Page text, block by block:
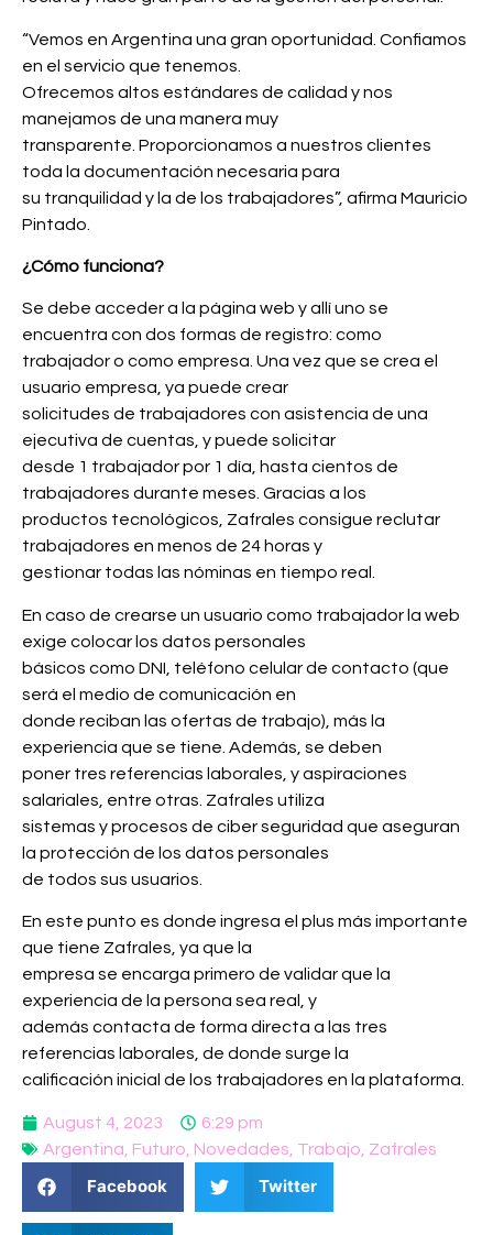
“Vemos en Argentina una gran oportunidad. Confiamos
en el servicio que tenemos.
Ofrecemos altos estándares de calidad y nos
manejamos de una manera muy
transparente. Proporcionamos a nuestros clientes
toda la documentación necesaria para
su tranquilidad y la de los trabajadores”, afirma Mauricio
Pintado.
¿Cómo funciona?
Se debe acceder a la página web y allí uno se
encuentra con dos formas de registro: como
trabajador o como empresa. Una vez que se crea el
usuario empresa, ya puede crear
solicitudes de trabajadores con asistencia de una
ejecutiva de cuentas, y puede solicitar
desde 1 trabajador por 1 día, hasta cientos de
trabajadores durante meses. Gracias a los
productos tecnológicos, Zafrales consigue reclutar
trabajadores en menos de 24 horas y
gestionar todas las nóminas en tiempo real.
En caso de crearse un usuario como trabajador la web
exige colocar los datos personales
básicos como DNI, teléfono celular de contacto (que
será el medio de comunicación en
donde reciban las ofertas de trabajo), más la
experiencia que se tiene. Además, se deben
poner tres referencias laborales, y aspiraciones
salariales, entre otras. Zafrales utiliza
sistemas y procesos de ciber seguridad que aseguran
la protección de los datos personales
de todos sus usuarios.
En este punto es donde ingresa el plus más importante
que tiene Zafrales, ya que la
empresa se encarga primero de validar que la
experiencia de la persona sea real, y
además contacta de forma directa a las tres
referencias laborales, de donde surge la
calificación inicial de los trabajadores en la plataforma.
August 4, 2023
6:29 pm
Argentina Futuro Novedades Trabajo Zafrales
Facebook Twitter